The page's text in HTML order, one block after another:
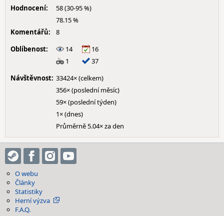
Hodnocení:
58 (30-95 %)
78.15 %
Komentářů:
8
Oblíbenost:
14
16
1
37
Návštěvnost: 33424× (celkem)
356× (poslední měsíc)
59× (poslední týden)
1× (dnes)
Průměrně 5.04× za den
O webu
Články
Statistiky
Herní výzva
F.A.Q.